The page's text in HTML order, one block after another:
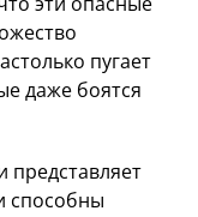
пугает
даже боятся
способны